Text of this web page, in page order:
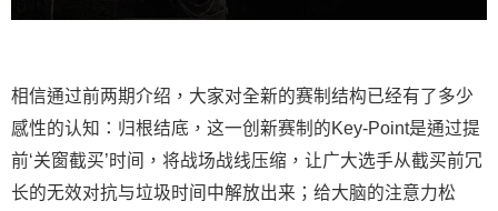
相信通过前两期介绍，大家对全新的赛制结构已经有了多少
感性的认知：归根结底，这一创新赛制的Key-Point是通过提
前‘关窗截买’时间，将战场战线压缩，让广大选手从截买前冗
长的无效对抗与垃圾时间中解放出来；给大脑的注意力松